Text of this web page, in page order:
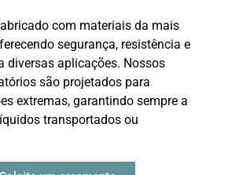
com materiais da mais
segurança, resistência e
diversas aplicações. Nossos
são projetados para
extremas, garantindo sempre a
transportados ou